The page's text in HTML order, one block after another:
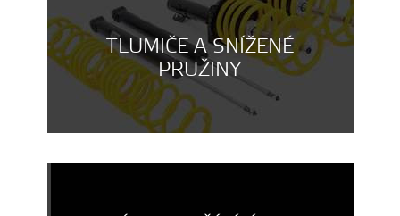
TLUMIČE A SNÍŽENÉ
PRUŽINY